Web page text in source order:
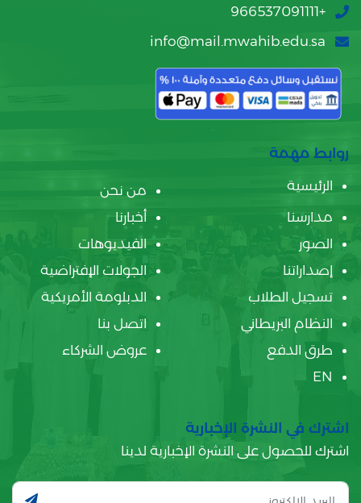
+966537091111
info@mail.mwahib.edu.sa
روابط مهمة
الرئيسية
من نحن
مدارسنا
أخبارنا
الصور
الفيديوهات
إصداراتنا
الجولات الإفتراضية
تسجيل الطلاب
الدبلومة الأمريكية
النظام البريطاني
اتصل بنا
طرق الدفع
عروض الشركاء
EN
اشترك في النشرة الإخبارية
اشترك للحصول على النشرة الإخبارية لدينا